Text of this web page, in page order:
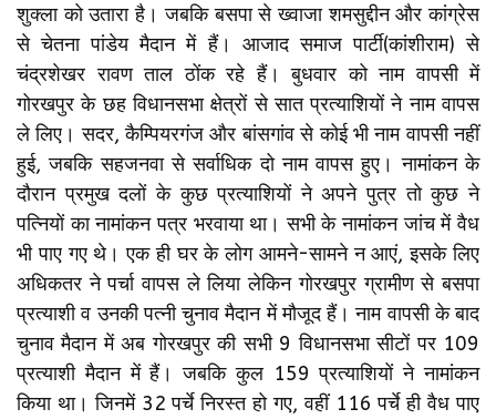
शुक्‍ला को उतारा है। जबकि बसपा से ख्वाजा शमसुद्दीन और कांग्रेस
से चेतना पांडेय मैदान में हैं। आजाद समाज पार्टी(कांशीराम) से
चंद्रशेखर रावण ताल ठोंक रहे हैं। बुधवार को नाम वापसी में
गोरखपुर के छह विधानसभा क्षेत्रों से सात प्रत्याशियों ने नाम वापस
ले लिए। सदर, कैम्पियरगंज और बांसगांव से कोई भी नाम वापसी नहीं
हुई, जबकि सहजनवा से सर्वाधिक दो नाम वापस हुए। नामांकन के
दौरान प्रमुख दलों के कुछ प्रत्याशियों ने अपने पुत्र तो कुछ ने
पत्नियों का नामांकन पत्र भरवाया था। सभी के नामांकन जांच में वैध
भी पाए गए थे। एक ही घर के लोग आमने-सामने न आएं, इसके लिए
अधिकतर ने पर्चा वापस ले लिया लेकिन गोरखपुर ग्रामीण से बसपा
प्रत्याशी व उनकी पत्नी चुनाव मैदान में मौजूद हैं। नाम वापसी के बाद
चुनाव मैदान में अब गोरखपुर की सभी 9 विधानसभा सीटों पर 109
प्रत्याशी मैदान में हैं। जबकि कुल 159 प्रत्याशियों ने नामांकन
किया था। जिनमें 32 पर्चे निरस्त हो गए, वहीं 116 पर्चे ही वैध पाए